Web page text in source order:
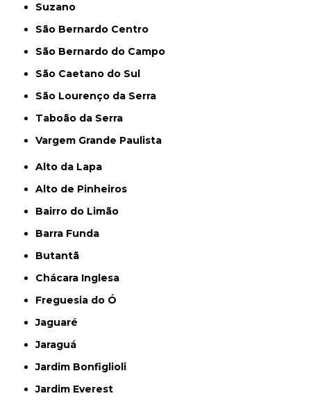
Suzano
São Bernardo Centro
São Bernardo do Campo
São Caetano do Sul
São Lourenço da Serra
Taboão da Serra
Vargem Grande Paulista
Alto da Lapa
Alto de Pinheiros
Bairro do Limão
Barra Funda
Butantã
Chácara Inglesa
Freguesia do Ó
Jaguaré
Jaraguá
Jardim Bonfiglioli
Jardim Everest